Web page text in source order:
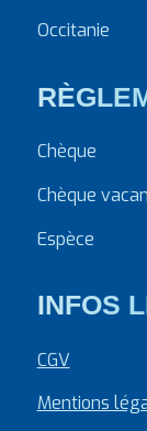
Occitanie
Chèque
Chèque
Espèce
INFOS
CGV
Mentions